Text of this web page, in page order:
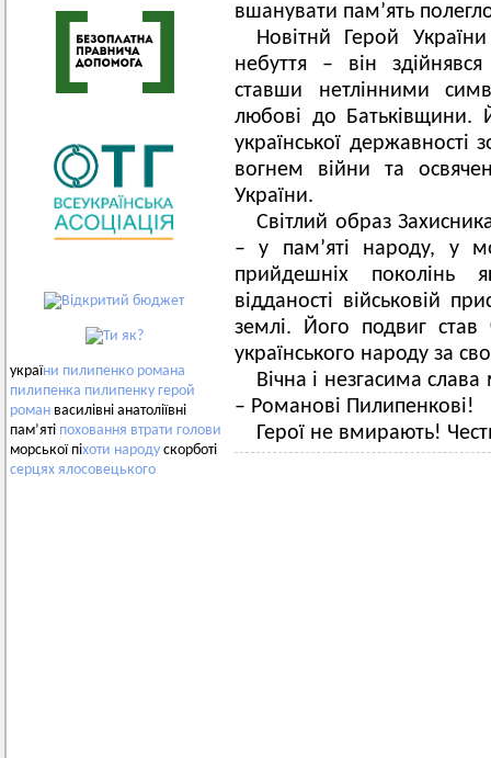
україни пилипенко романа
пилипенка пилипенку герой
роман василівні анатоліївні
пам’яті поховання втрати голови
морської піхоти народу скорботі
серцях ялосовецького
вшанувати пам’ять
Новітнй Герой
небуття – він
ставши нетлінними
любові до Батьківщини.
української державності
вогнем війни та
України.
Світлий образ
– у пам’яті народу, у
прийдешніх поколінь
відданості військовій
землі. Його подвиг став
українського народу за
Вічна і незгасима
– Романові Пилипенкові!
Герої не вмирають!